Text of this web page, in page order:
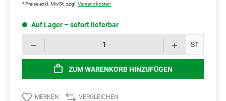
* Preise exkl. MwSt. zzgl. Versandkosten
Auf Lager – sofort lieferbar
ST
ZUM WARENKORB HINZUFÜGEN
MERKEN VERGLEICHEN